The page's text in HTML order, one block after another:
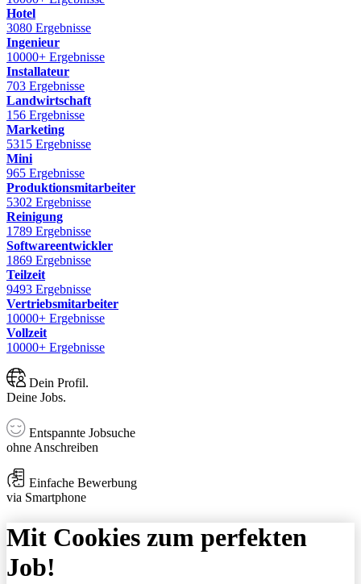
Hotel
3080 Ergebnisse
Ingenieur
10000+ Ergebnisse
Installateur
703 Ergebnisse
Landwirtschaft
156 Ergebnisse
Marketing
5315 Ergebnisse
Mini
965 Ergebnisse
Produktionsmitarbeiter
5302 Ergebnisse
Reinigung
1789 Ergebnisse
Softwareentwickler
1869 Ergebnisse
Teilzeit
9493 Ergebnisse
Vertriebsmitarbeiter
10000+ Ergebnisse
Vollzeit
10000+ Ergebnisse
Dein Profil.
Deine Jobs.
Entspannte Jobsuche
ohne Anschreiben
Einfache Bewerbung
via Smartphone
Mit Cookies zum perfekten
Job!